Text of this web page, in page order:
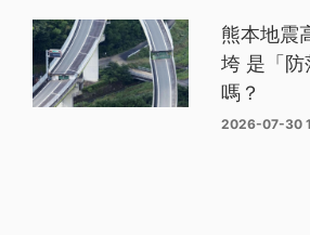
熊本地震
垮 是「防
嗎？
2026-07-30